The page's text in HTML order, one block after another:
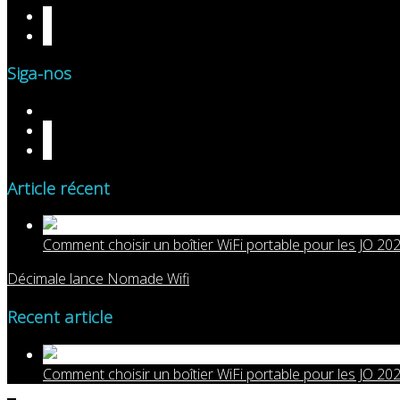
Siga-nos
Article récent
Comment choisir un boîtier WiFi portable pour les JO
Décimale lance Nomade Wifi
Recent article
Comment choisir un boîtier WiFi portable pour les JO